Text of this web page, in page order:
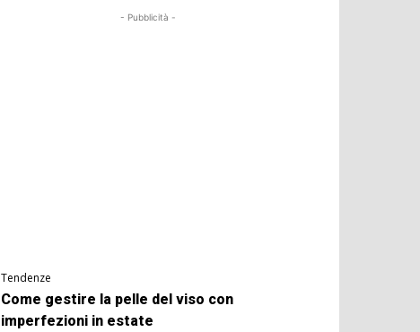
- Pubblicità -
Tendenze
Come gestire la pelle del viso con
imperfezioni in estate